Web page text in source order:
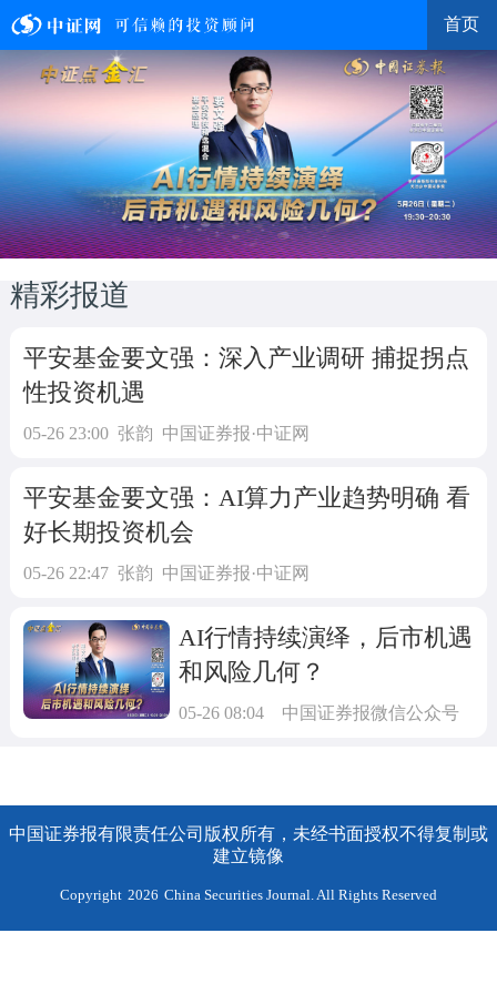
首页
精彩报道
平安基金要文强：深入产业调研 捕捉拐点
性投资机遇
05-26 23:00 张韵 中国证券报·中证网
平安基金要文强：AI算力产业趋势明确 看
好长期投资机会
05-26 22:47 张韵 中国证券报·中证网
AI行情持续演绎，后市机遇
和风险几何？
05-26 08:04 中国证券报微信公众号
中国证券报有限责任公司版权所有，未经书面授权不得复制或
建立镜像
Copyright 2026 China Securities Journal. All Rights Reserved